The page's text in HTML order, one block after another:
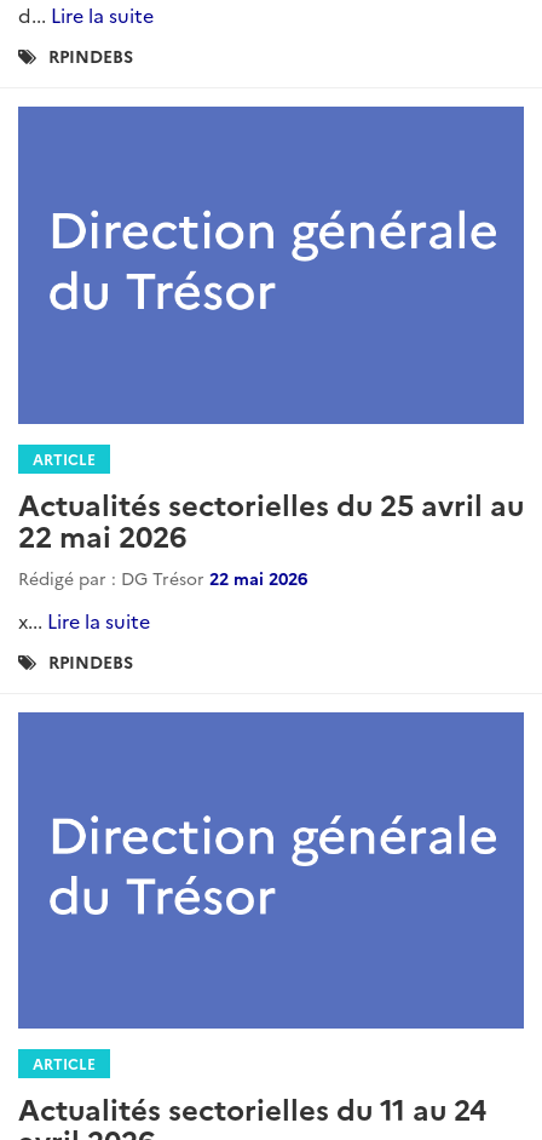
d... Lire la suite
Catégories
RPINDEBS
ARTICLE
Actualités sectorielles du 25 avril au
22 mai 2026
Rédigé par : DG Trésor 22 mai 2026
x... Lire la suite
Catégories
RPINDEBS
ARTICLE
Actualités sectorielles du 11 au 24